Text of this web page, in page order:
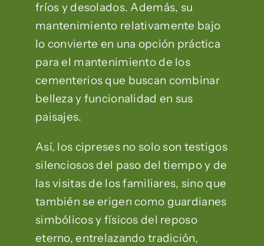
fríos y desolados. Además, su
mantenimiento relativamente bajo
lo convierte en una opción práctica
para el mantenimiento de los
cementerios que buscan combinar
belleza y funcionalidad en sus
paisajes.
Así, los cipreses no solo son testigos
silenciosos del paso del tiempo y de
las visitas de los familiares, sino que
también se erigen como guardianes
simbólicos y físicos del reposo
eterno, entrelazando tradición,